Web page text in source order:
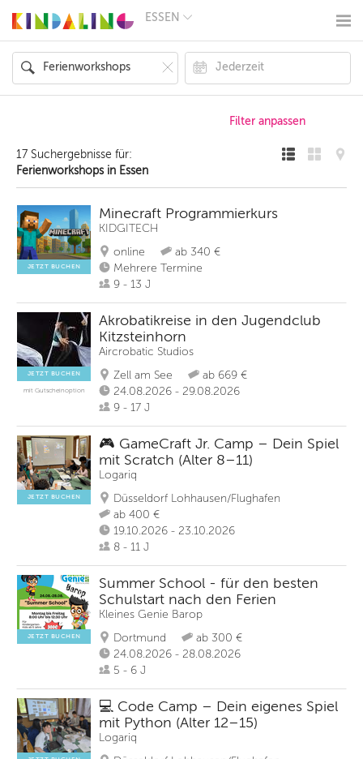
ESSEN
BERLIN
MÜNCHEN
HAMBURG
KÖLN
HANNOVER
LEIPZIG
DRESDEN
NÜRNBERG
WIEN
ANDERE
REGIONEN
17 Suchergebnisse für:
Ferienworkshops in Essen
JETZT BUCHEN
Minecraft Programmierkurs
KIDGITECH
online
ab 340 €
Mehrere Termine
9 - 13 J
JETZT BUCHEN
mit Gutscheinoption
Akrobatikreise in den Jugendclub
Kitzsteinhorn
Aircrobatic Studios
Zell am See
ab 669 €
24.08.2026 - 29.08.2026
9 - 17 J
JETZT BUCHEN
🎮 GameCraft Jr. Camp – Dein Spiel
mit Scratch (Alter 8–11)
Logariq
Düsseldorf Lohhausen/Flughafen
ab 400 €
19.10.2026 - 23.10.2026
8 - 11 J
JETZT BUCHEN
Summer School - für den besten
Schulstart nach den Ferien
Kleines Genie Barop
Dortmund
ab 300 €
24.08.2026 - 28.08.2026
5 - 6 J
💻 Code Camp – Dein eigenes Spiel
mit Python (Alter 12–15)
Logariq